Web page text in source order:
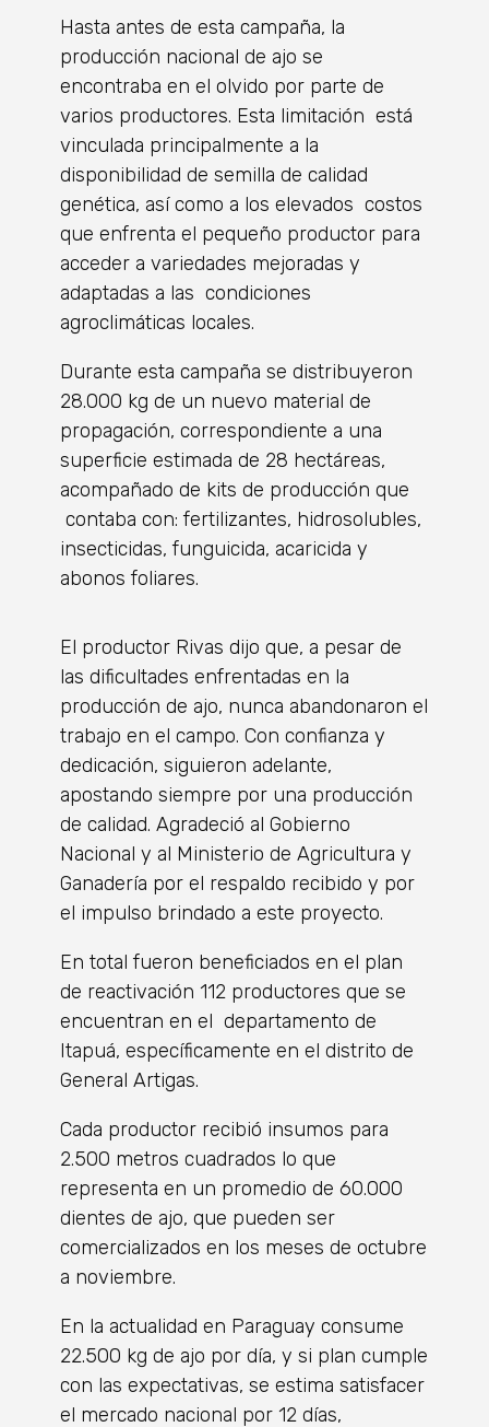
Hasta antes de esta campaña, la
producción nacional de ajo se
encontraba en el olvido por parte de
varios productores. Esta limitación está
vinculada principalmente a la
disponibilidad de semilla de calidad
genética, así como a los elevados costos
que enfrenta el pequeño productor para
acceder a variedades mejoradas y
adaptadas a las condiciones
agroclimáticas locales.
Durante esta campaña se distribuyeron
28.000 kg de un nuevo material de
propagación, correspondiente a una
superficie estimada de 28 hectáreas,
acompañado de kits de producción que
contaba con: fertilizantes, hidrosolubles,
insecticidas, funguicida, acaricida y
abonos foliares.
El productor Rivas dijo que, a pesar de
las dificultades enfrentadas en la
producción de ajo, nunca abandonaron el
trabajo en el campo. Con confianza y
dedicación, siguieron adelante,
apostando siempre por una producción
de calidad. Agradeció al Gobierno
Nacional y al Ministerio de Agricultura y
Ganadería por el respaldo recibido y por
el impulso brindado a este proyecto.
En total fueron beneficiados en el plan
de reactivación 112 productores que se
encuentran en el departamento de
Itapuá, específicamente en el distrito de
General Artigas.
Cada productor recibió insumos para
2.500 metros cuadrados lo que
representa en un promedio de 60.000
dientes de ajo, que pueden ser
comercializados en los meses de octubre
a noviembre.
En la actualidad en Paraguay consume
22.500 kg de ajo por día, y si plan cumple
con las expectativas, se estima satisfacer
el mercado nacional por 12 días,